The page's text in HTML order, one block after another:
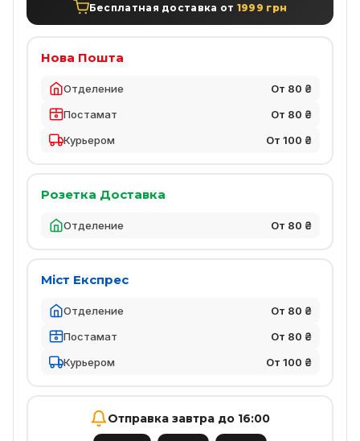
Бесплатная доставка от 1999 грн
Нова Пошта
Отделение
От 80 ₴
Постамат
От 80 ₴
Курьером
От 100 ₴
Розетка Доставка
Отделение От 80 ₴
Міст Експрес
Отделение
От 80 ₴
Постамат
От 80 ₴
Курьером
От 100 ₴
Отправка завтра до 16:00